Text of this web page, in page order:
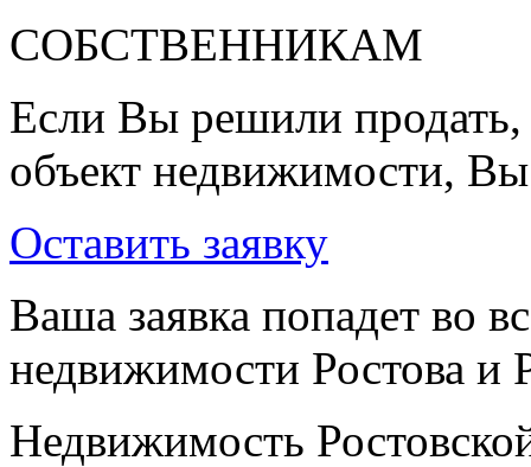
СОБСТВЕННИКАМ
Если Вы решили продать,
объект недвижимости,
Оставить заявку
Ваша заявка попадет во
недвижимости Ростова и
Недвижимость